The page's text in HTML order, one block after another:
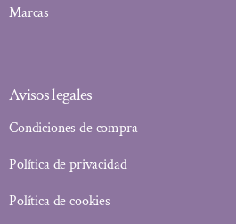
Marcas
Avisos legales
Condiciones de compra
Política de privacidad
Política de cookies